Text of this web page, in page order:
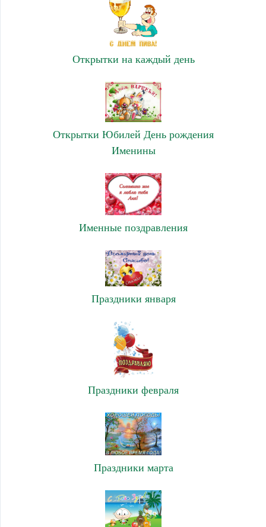
Открытки на каждый день
Открытки Юбилей День рождения
Именины
Именные поздравления
Праздники января
Праздники февраля
Праздники марта